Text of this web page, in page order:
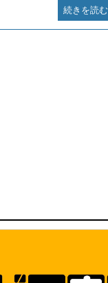
続きを読む